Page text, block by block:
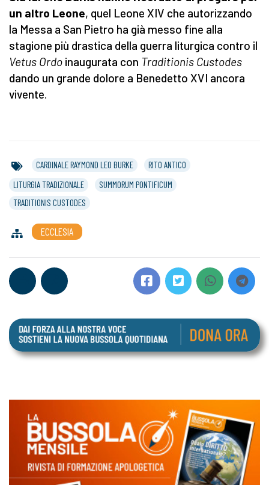
un altro Leone, quel Leone XIV che autorizzando
la Messa a San Pietro ha già messo fine alla
stagione più drastica della guerra liturgica contro il
Vetus Ordo inaugurata con Traditionis Custodes
dando un grande dolore a Benedetto XVI ancora
vivente.
CARDINALE RAYMOND LEO BURKE
RITO ANTICO
LITURGIA TRADIZIONALE
SUMMORUM PONTIFICUM
TRADITIONIS CUSTODES
ECCLESIA